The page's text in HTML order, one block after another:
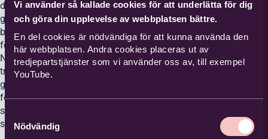
Vi använder så kallade cookies för att underlätta för dig
och göra din upplevelse av webbplatsen bättre.
En del cookies är nödvändiga för att kunna använda den
här webbplatsen. Andra cookies placeras ut av
tredjepartstjänster som vi använder oss av, till exempel
YouTube.
Samtyckesval
Nödvändig
deltagarna har
gång på gång
bett om att
förlänga cirkeln.
Nu har de
träffats 15
gånger och vill
fortfarande inte
sluta, de vill lära
sig mer!